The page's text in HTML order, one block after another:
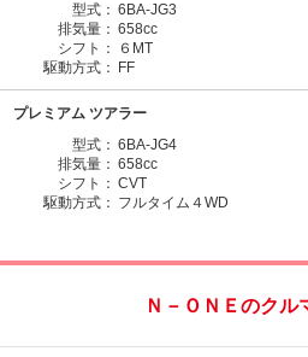
型式： 6BA-JG3
排気量： 658cc
シフト：
６MT
駆動方式：
FF
プレミアム ツアラー
型式： 6BA-JG4
排気量： 658cc
シフト： CVT
駆動方式： フルタイム４WD
Ｎ－ＯＮＥのクル